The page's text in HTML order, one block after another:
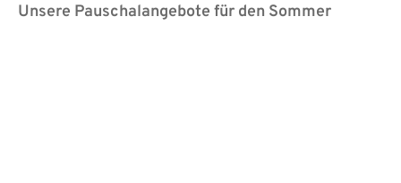
Unsere Pauschalangebote für den Sommer